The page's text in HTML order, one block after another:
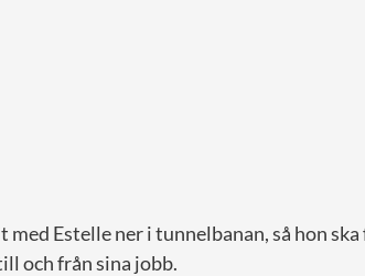
med Estelle ner i tunnelbanan, så hon ska
och från sina jobb.